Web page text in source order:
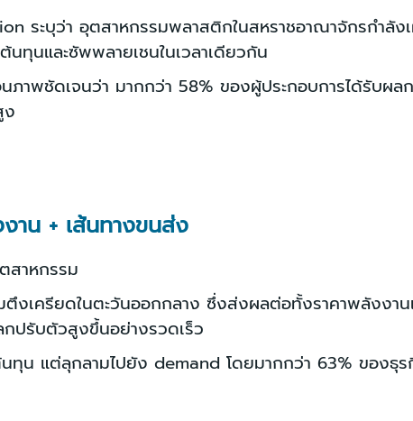
ระบุว่า อุตสาหกรรมพลาสติกในสหราชอาณาจักรกำ
ทุนและซัพพลายเชนในเวลาเดียวกัน
นภาพชัดเจนว่า มากกว่า 58% ของผู้ประกอบการได้รั
น + เส้นทางขนส่ง
สาหกรรม
เครียดในตะวันออกกลาง ซึ่งส่งผลต่อทั้งราคาพลังงา
กปรับตัวสูงขึ้นอย่างรวดเร็ว
ทุน แต่ลุกลามไปยัง demand โดยมากกว่า 63% ของธุ